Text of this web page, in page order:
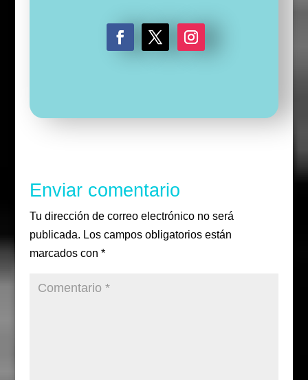
Enviar comentario
Tu dirección de correo electrónico no será
publicada. Los campos obligatorios están
marcados con *